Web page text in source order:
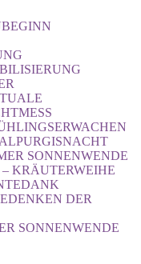
SONNENWENDE
KRÄUTERWEIHE
DER
SONNENWENDE